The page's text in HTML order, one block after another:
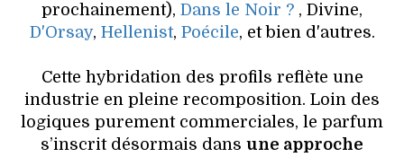
prochainement), Dans le Noir ? , Divine,
D'Orsay, Hellenist, Poécile, et bien d'autres.
Cette hybridation des profils reflète une
industrie en pleine recomposition. Loin des
logiques purement commerciales, le parfum
s’inscrit désormais dans une approche